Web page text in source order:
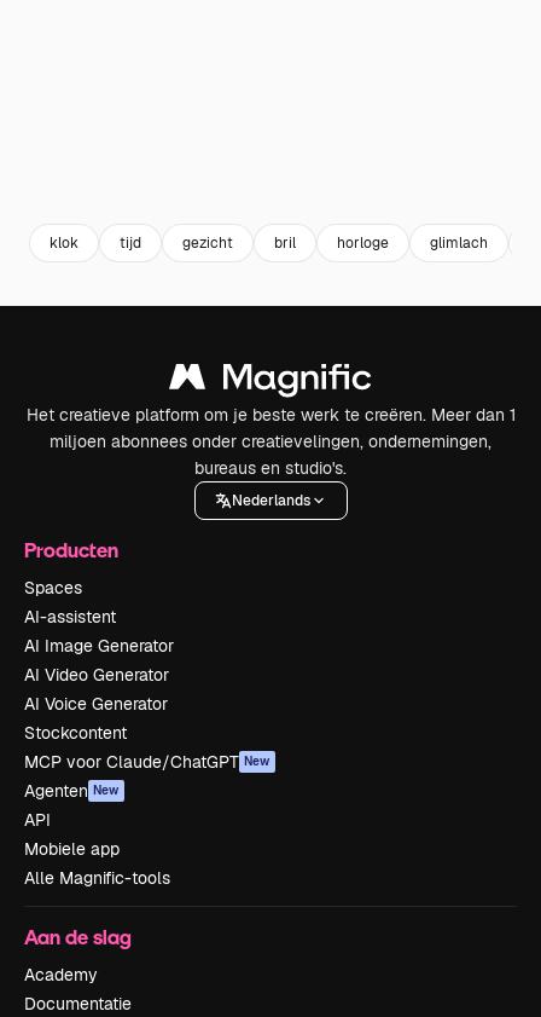
klok tijd gezicht bril horloge glimlach
Het creatieve platform om je beste werk te creëren. Meer dan 1
miljoen abonnees onder creatievelingen, ondernemingen,
bureaus en studio's.
Nederlands
Producten
Spaces
AI-assistent
AI Image Generator
AI Video Generator
AI Voice Generator
Stockcontent
MCP voor Claude/ChatGPT New
Agenten New
API
Mobiele app
Alle Magnific-tools
Aan de slag
Academy
Documentatie